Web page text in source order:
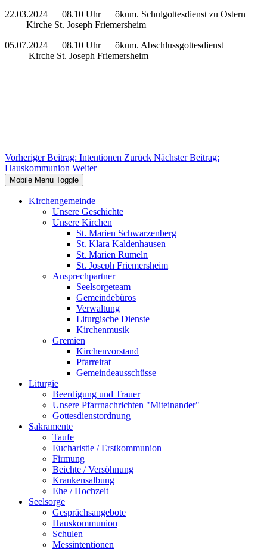
22.03.2024 08.10 Uhr ökum. Schulgottesdienst zu Ostern
Kirche St. Joseph Friemersheim
05.07.2024 08.10 Uhr ökum. Abschlussgottesdienst
Kirche St. Joseph Friemersheim
Vorheriger Beitrag: Intentionen Zurück Nächster Beitrag:
Hauskommunion Weiter
Mobile Menu Toggle
Kirchengemeinde
Unsere Geschichte
Unsere Kirchen
St. Marien Schwarzenberg
St. Klara Kaldenhausen
St. Marien Rumeln
St. Joseph Friemersheim
Ansprechpartner
Seelsorgeteam
Gemeindebüros
Verwaltung
Liturgische Dienste
Kirchenmusik
Gremien
Kirchenvorstand
Pfarreirat
Gemeindeausschüsse
Liturgie
Beerdigung und Trauer
Unsere Pfarrnachrichten "Miteinander"
Gottesdienstordnung
Sakramente
Taufe
Eucharistie / Erstkommunion
Firmung
Beichte / Versöhnung
Krankensalbung
Ehe / Hochzeit
Seelsorge
Gesprächsangebote
Hauskommunion
Schulen
Messintentionen